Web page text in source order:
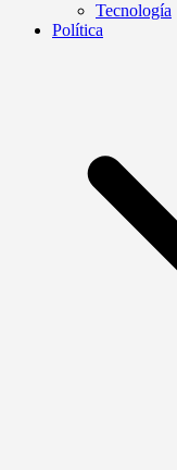
Tecnología
Política